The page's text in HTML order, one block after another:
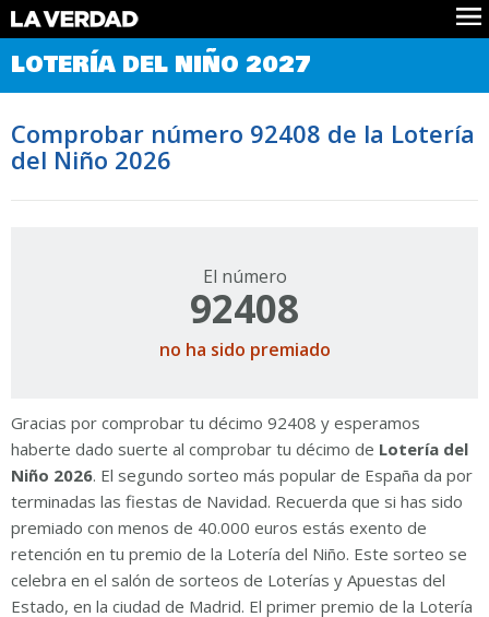
Comprobar Loteria del Niño
Premios
Noticias
Datos
Historia
LOTERÍA DEL NIÑO 2027
Comprobar número 92408 de la Lotería
del Niño 2026
El número
92408
no ha sido premiado
Gracias por comprobar tu décimo 92408 y esperamos
haberte dado suerte al comprobar tu décimo de Lotería del
Niño 2026. El segundo sorteo más popular de España da por
terminadas las fiestas de Navidad. Recuerda que si has sido
premiado con menos de 40.000 euros estás exento de
retención en tu premio de la Lotería del Niño. Este sorteo se
celebra en el salón de sorteos de Loterías y Apuestas del
Estado, en la ciudad de Madrid. El primer premio de la Lotería